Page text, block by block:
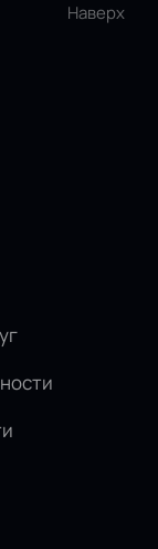
Наверх